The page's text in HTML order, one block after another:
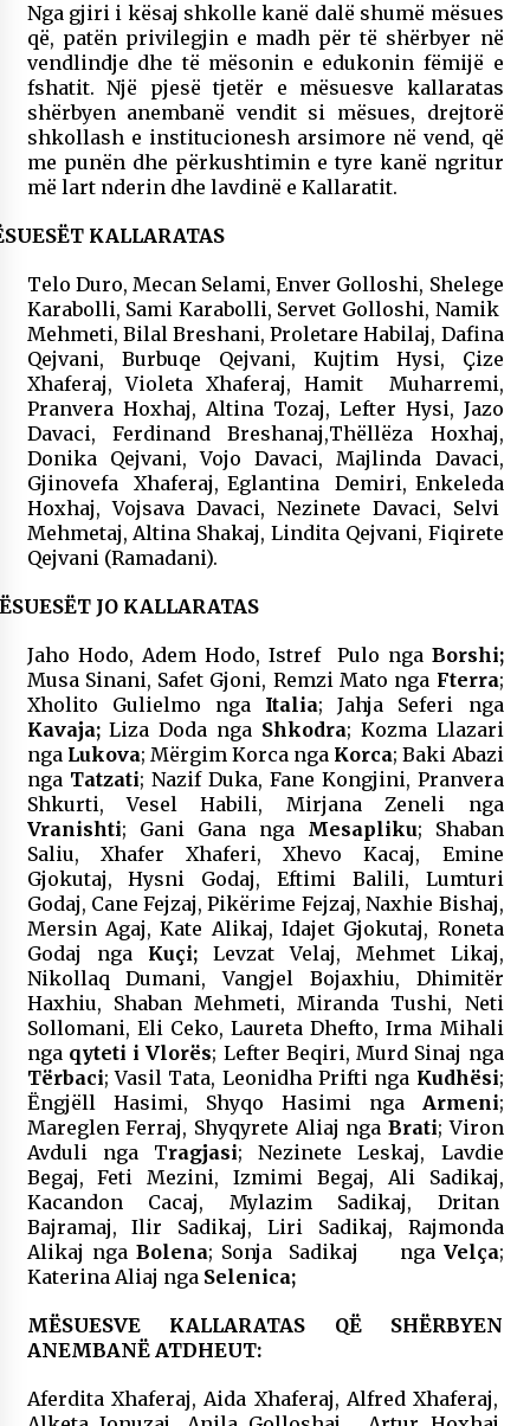
Nga gjiri i kësaj shkolle kanë dalë shumë mësues
që, patën privilegjin e madh për të shërbyer në
vendlindje dhe të mësonin e edukonin fëmijë e
fshatit. Një pjesë tjetër e mësuesve kallaratas
shërbyen anembanë vendit si mësues, drejtorë
shkollash e institucionesh arsimore në vend, që
me punën dhe përkushtimin e tyre kanë ngritur
më lart nderin dhe lavdinë e Kallaratit.
KALLARATAS
Telo Duro, Mecan Selami, Enver Golloshi, Shelege
Karabolli, Sami Karabolli, Servet Golloshi, Namik
Mehmeti, Bilal Breshani, Proletare Habilaj, Dafina
Qejvani, Burbuqe Qejvani, Kujtim Hysi, Çize
Xhaferaj, Violeta Xhaferaj, Hamit Muharremi,
Pranvera Hoxhaj, Altina Tozaj, Lefter Hysi, Jazo
Davaci, Ferdinand Breshanaj,Thëllëza Hoxhaj,
Donika Qejvani, Vojo Davaci, Majlinda Davaci,
Gjinovefa Xhaferaj, Eglantina Demiri, Enkeleda
Hoxhaj, Vojsava Davaci, Nezinete Davaci, Selvi
Mehmetaj, Altina Shakaj, Lindita Qejvani, Fiqirete
Qejvani (Ramadani).
JO KALLARATAS
Jaho Hodo, Adem Hodo, Istref Pulo nga Borshi;
Musa Sinani, Safet Gjoni, Remzi Mato nga Fterra;
Xholito Gulielmo nga Italia; Jahja Seferi nga
Kavaja;Liza Doda nga Shkodra; Kozma Llazari
nga Lukova; Mërgim Korca nga Korca; Baki Abazi
nga Tatzati; Nazif Duka, Fane Kongjini, Pranvera
Shkurti, Vesel Habili, Mirjana Zeneli nga
Vranishti; Gani Gana nga Mesapliku; Shaban
Saliu, Xhafer Xhaferi, Xhevo Kacaj, Emine
Gjokutaj, Hysni Godaj, Eftimi Balili, Lumturi
Godaj, Cane Fejzaj, Pikërime Fejzaj, Naxhie Bishaj,
Mersin Agaj, Kate Alikaj, Idajet Gjokutaj, Roneta
Godaj nga Kuçi;Levzat Velaj, Mehmet Likaj,
Nikollaq Dumani, Vangjel Bojaxhiu, Dhimitër
Haxhiu, Shaban Mehmeti, Miranda Tushi, Neti
Sollomani, Eli Ceko, Laureta Dhefto, Irma Mihali
nga qyteti i Vlorës; Lefter Beqiri, Murd Sinaj nga
Tërbaci; Vasil Tata, Leonidha Prifti nga Kudhësi;
Ëngjëll Hasimi, Shyqo Hasimi nga Armeni;
Mareglen Ferraj, Shyqyrete Aliaj nga Brati; Viron
Avduli nga Tragjasi; Nezinete Leskaj, Lavdie
Begaj, Feti Mezini, Izmimi Begaj, Ali Sadikaj,
Kacandon Cacaj, Mylazim Sadikaj, Dritan
Bajramaj, Ilir Sadikaj, Liri Sadikaj, Rajmonda
Alikaj nga Bolena; Sonja Sadikaj nga Velça;
Katerina Aliaj nga Selenica;
MËSUESVE KALLARATAS QË SHËRBYEN
ANEMBANË ATDHEUT:
Aferdita Xhaferaj, Aida Xhaferaj, Alfred Xhaferaj,